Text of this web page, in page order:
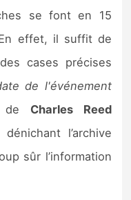
se font en 15
effet, il suffit de
cases précises
de l'événement
de Charles Reed
l’archive
sûr l’information